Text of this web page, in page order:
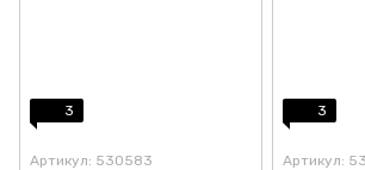
3
Артикул: 530583
3
Артикул: